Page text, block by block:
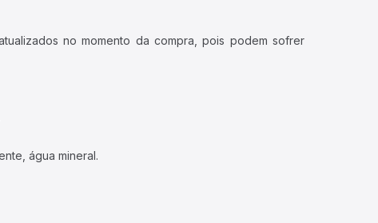
no momento da compra, pois podem sofrer
água mineral.